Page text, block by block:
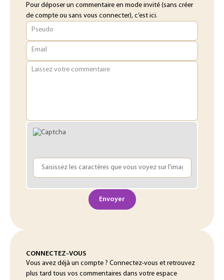
Pour déposer un commentaire en mode invité (sans créer
de compte ou sans vous connecter), c’est ici.
Pseudo
Email
Laissez votre commentaire
Envoyer
CONNECTEZ-VOUS
Vous avez déjà un compte ? Connectez-vous et retrouvez
plus tard tous vos commentaires dans votre espace